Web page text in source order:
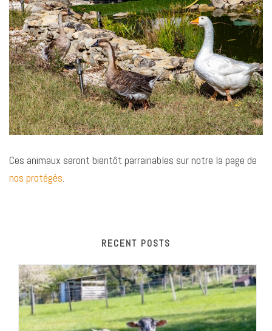
Ces animaux seront bientôt parrainables sur notre la page de
nos protégés.
RECENT POSTS